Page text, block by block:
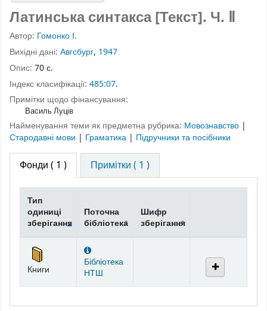
Латинська синтакса [Текст]. Ч. Ⅱ
Автор: Гомонко І.
Вихідні дані: Авгсбург, 1947
Опис: 70 с.
Індекс класифікації: 485:07.
Примітки щодо фінансування:
Василь Луців
Найменування теми як предметна рубрика: Мовознавство |
Стародавні мови | Граматика | Підручники та посібники
Фонди ( 1 ) Примітки ( 1 )
Фонди
Тип
одиниці
зберігання
Поточна
бібліотека
Шифр
зберігання
Книги
Бібліотека
НТШ